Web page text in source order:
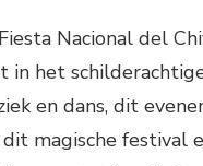
Nacional del
in het
en dans, dit
dit magische festival